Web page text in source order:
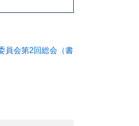
員会第2回総会（書